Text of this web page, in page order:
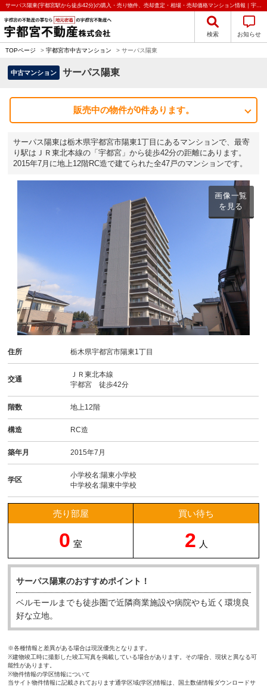
サーパス陽東(宇都宮駅から徒歩42分)の購入・売り物件、売却査定・相場・売却価格マンション情報｜宇都宮不動産株式会社
検索 お知らせ
TOPページ > 宇都宮市中古マンション > サーパス陽東
中古マンション サーパス陽東
販売中の物件が0件あります。
サーパス陽東は栃木県宇都宮市陽東1丁目にあるマンションで、最寄
り駅はＪＲ東北本線の「宇都宮」から徒歩42分の距離にあります。
2015年7月に地上12階RC造で建てられた全47戸のマンションです。
画像一覧
を見る
住所 栃木県宇都宮市陽東1丁目
交通
ＪＲ東北本線
宇都宮 徒歩42分
階数 地上12階
構造 RC造
築年月 2015年7月
学区
小学校名:陽東小学校
中学校名:陽東中学校
売り部屋
0 室
買い待ち
2 人
サーパス陽東のおすすめポイント！
ベルモールまでも徒歩圏で近隣商業施設や病院やも近く環境良
好な立地。
※各種情報と差異がある場合は現況優先となります。
※建物竣工時に撮影した竣工写真を掲載している場合があります。その場合、現状と異なる可
能性があります。
※物件情報の学区情報について
当サイト物件情報に記載されております通学区域(学区)情報は、国土数値情報ダウンロードサ